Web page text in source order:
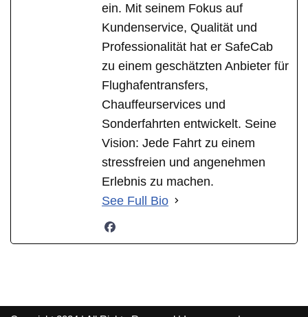
ein. Mit seinem Fokus auf
Kundenservice, Qualität und
Professionalität hat er SafeCab
zu einem geschätzten Anbieter für
Flughafentransfers,
Chauffeurservices und
Sonderfahrten entwickelt. Seine
Vision: Jede Fahrt zu einem
stressfreien und angenehmen
Erlebnis zu machen.
See Full Bio